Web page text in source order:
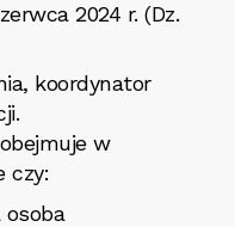
2024 r. (Dz.
koordynator
w
czy:
osoba